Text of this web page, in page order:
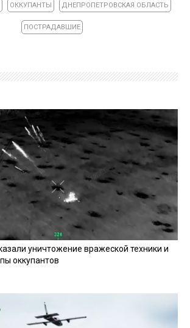
ОККУПАНТЫ ДНЕПРОПЕТРОВСКАЯ ОБЛАСТЬ
ПОСТРАДАВШИЕ
уничтожение вражеской техники и
оккупантов